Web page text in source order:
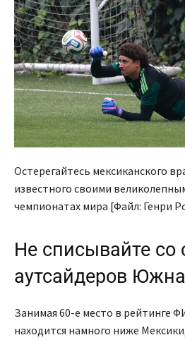
Остерегайтесь мексиканского
известного своими
чемпионатах мира [Файл: Генри
Не списывайте со
аутсайдеров
Занимая 60-е место в рейтинге
находится намного ниже